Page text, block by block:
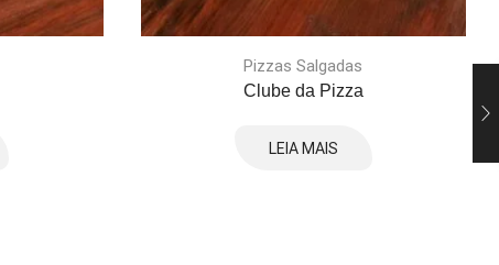
Pizzas Salgadas
Clube da Pizza
LEIA MAIS